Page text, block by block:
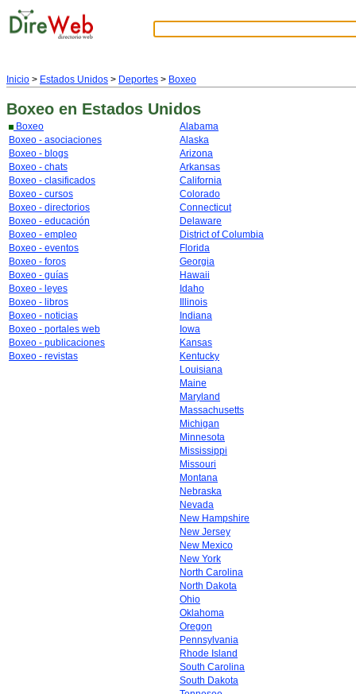
Inicio > Estados Unidos > Deportes > Boxeo
Boxeo en Estados Unidos
Boxeo
Boxeo - asociaciones
Boxeo - blogs
Boxeo - chats
Boxeo - clasificados
Boxeo - cursos
Boxeo - directorios
Boxeo - educación
Boxeo - empleo
Boxeo - eventos
Boxeo - foros
Boxeo - guías
Boxeo - leyes
Boxeo - libros
Boxeo - noticias
Boxeo - portales web
Boxeo - publicaciones
Boxeo - revistas
Alabama
Alaska
Arizona
Arkansas
California
Colorado
Connecticut
Delaware
District of Columbia
Florida
Georgia
Hawaii
Idaho
Illinois
Indiana
Iowa
Kansas
Kentucky
Louisiana
Maine
Maryland
Massachusetts
Michigan
Minnesota
Mississippi
Missouri
Montana
Nebraska
Nevada
New Hampshire
New Jersey
New Mexico
New York
North Carolina
North Dakota
Ohio
Oklahoma
Oregon
Pennsylvania
Rhode Island
South Carolina
South Dakota